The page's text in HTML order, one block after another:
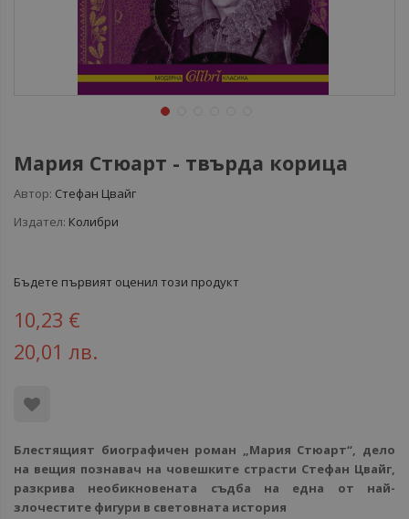
Мария Стюарт - твърда корица
Автор: Стефан Цвайг
Издател: Колибри
Бъдете първият оценил този продукт
10,23 €
20,01 лв.
Блестящият биографичен роман „Мария Стюарт“, дело
на вещия познавач на човешките страсти Стефан Цвайг,
разкрива необикновената съдба на една от най-
злочестите фигури в световната история